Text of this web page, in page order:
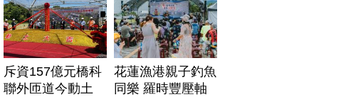
斥資157億元橋科
聯外匝道今動土
花蓮漁港親子釣魚
同樂 羅時豐壓軸